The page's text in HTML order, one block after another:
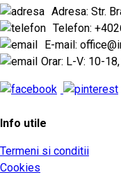
Adresa: Str.
Telefon:
E-mail:
Orar: L-V: 10-
Info utile
Termeni si conditii
Cookies